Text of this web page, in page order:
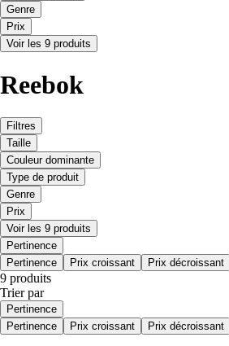
Genre
Prix
Voir les 9 produits
Reebok
Filtres
Taille
Couleur dominante
Type de produit
Genre
Prix
Voir les 9 produits
Pertinence
Pertinence
Prix croissant Prix décroissant
9 produits
Trier par
Pertinence
Pertinence
Prix croissant Prix décroissant